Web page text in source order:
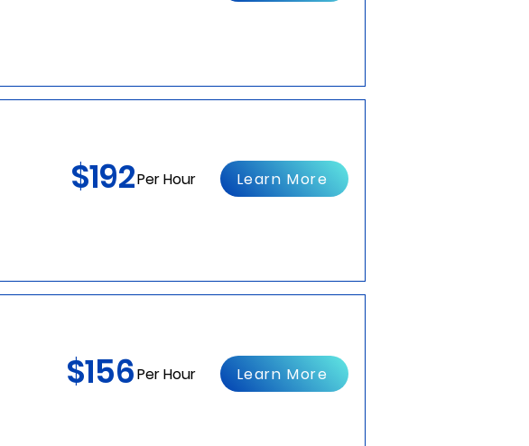
$192Per Hour Learn More
$156Per Hour Learn More